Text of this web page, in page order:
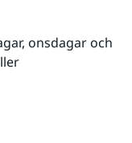
onsdagar och